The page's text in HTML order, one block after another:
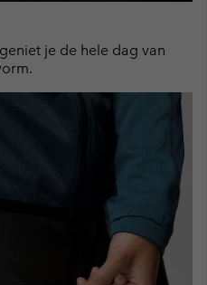
je de hele dag van